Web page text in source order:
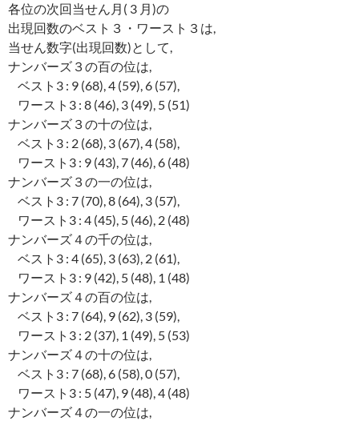
各位の次回当せん月( 3 月)の
出現回数のベスト３・ワースト３は,
当せん数字(出現回数)として,
ナンバーズ３の百の位は,
ベスト3 : 9 (68), 4 (59), 6 (57),
ワースト3 : 8 (46), 3 (49), 5 (51)
ナンバーズ３の十の位は,
ベスト3 : 2 (68), 3 (67), 4 (58),
ワースト3 : 9 (43), 7 (46), 6 (48)
ナンバーズ３の一の位は,
ベスト3 : 7 (70), 8 (64), 3 (57),
ワースト3 : 4 (45), 5 (46), 2 (48)
ナンバーズ４の千の位は,
ベスト3 : 4 (65), 3 (63), 2 (61),
ワースト3 : 9 (42), 5 (48), 1 (48)
ナンバーズ４の百の位は,
ベスト3 : 7 (64), 9 (62), 3 (59),
ワースト3 : 2 (37), 1 (49), 5 (53)
ナンバーズ４の十の位は,
ベスト3 : 7 (68), 6 (58), 0 (57),
ワースト3 : 5 (47), 9 (48), 4 (48)
ナンバーズ４の一の位は,